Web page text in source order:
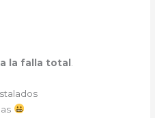
la falla total